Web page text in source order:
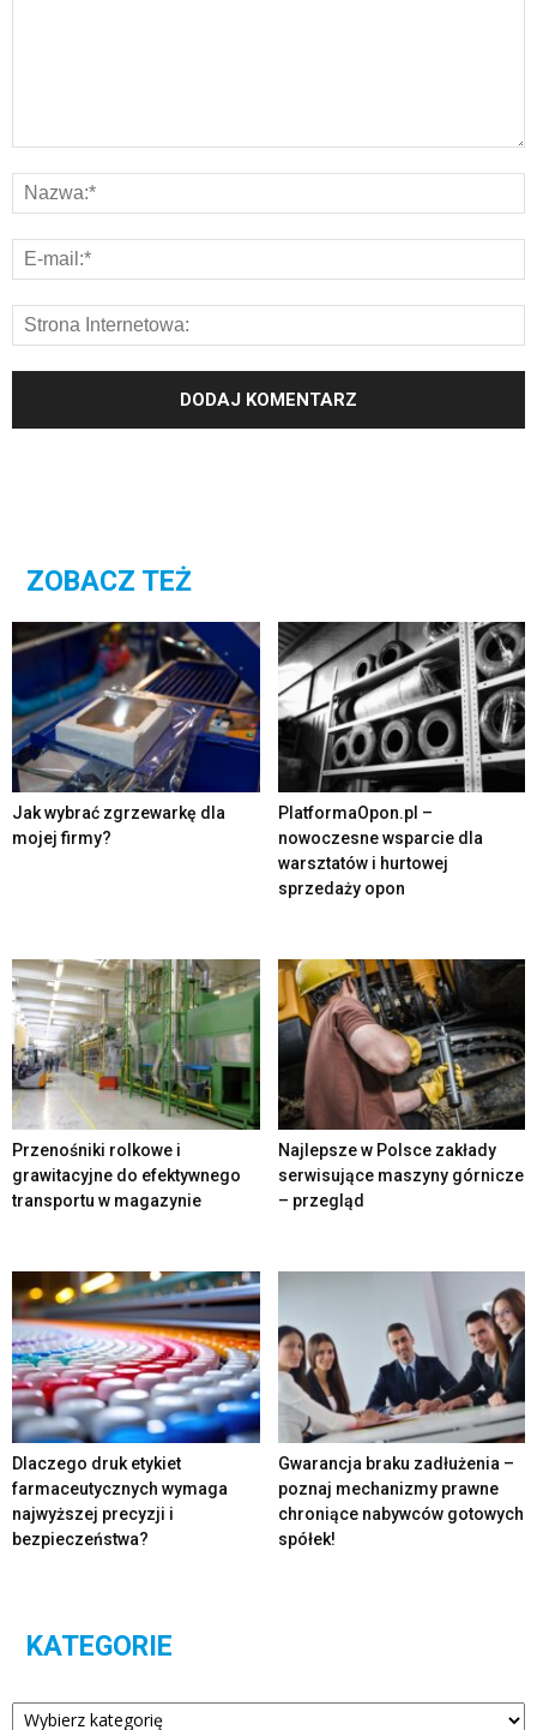
ZOBACZ TEŻ
Jak wybrać zgrzewarkę dla
mojej firmy?
PlatformaOpon.pl –
nowoczesne wsparcie dla
warsztatów i hurtowej
sprzedaży opon
Przenośniki rolkowe i
grawitacyjne do efektywnego
transportu w magazynie
Najlepsze w Polsce zakłady
serwisujące maszyny górnicze
– przegląd
Dlaczego druk etykiet
farmaceutycznych wymaga
najwyższej precyzji i
bezpieczeństwa?
Gwarancja braku zadłużenia –
poznaj mechanizmy prawne
chroniące nabywców gotowych
spółek!
KATEGORIE
Kategorie